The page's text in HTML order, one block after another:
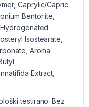
Caprylic/Capric
Bentonite,
Isostearate,
Aroma
Extract,
testirano. Bez